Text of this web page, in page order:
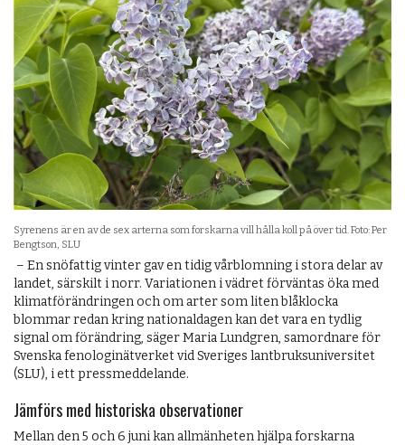
Syrenens är en av de sex arterna som forskarna vill hålla koll på över tid. Foto: Per
Bengtson, SLU
– En snöfattig vinter gav en tidig vårblomning i stora delar av
landet, särskilt i norr. Variationen i vädret förväntas öka med
klimatförändringen och om arter som liten blåklocka
blommar redan kring nationaldagen kan det vara en tydlig
signal om förändring, säger Maria Lundgren, samordnare för
Svenska fenologinätverket vid Sveriges lantbruksuniversitet
(SLU), i ett pressmeddelande.
Jämförs med historiska observationer
Mellan den 5 och 6 juni kan allmänheten hjälpa forskarna